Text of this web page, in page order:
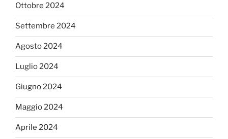
Ottobre 2024
Settembre 2024
Agosto 2024
Luglio 2024
Giugno 2024
Maggio 2024
Aprile 2024